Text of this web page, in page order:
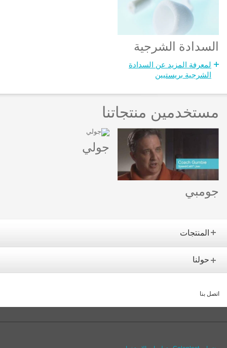
السدادة الشرجية
لمعرفة المزيد عن السدادة
الشرجية بريستيين
مستخدمين منتجاتنا
جومبي
جولي
المنتجات
حولنا
اتصل بنا